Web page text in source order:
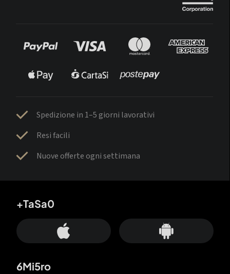
Spedizione in 1–5 giorni lavorativi
Resi facili
Nuove offerte ogni settimana
+TaSa0
6Mi5ro